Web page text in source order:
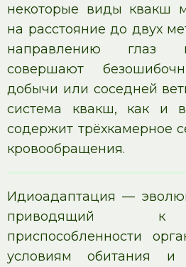
некоторые виды квакш
на расстояние до двух
направлению глаз
совершают
добычи или соседней
система квакш, как и
содержит трёхкамерное
кровообращения.
Идиоадаптация —
приводящий к
приспособленности
условиям обитания и